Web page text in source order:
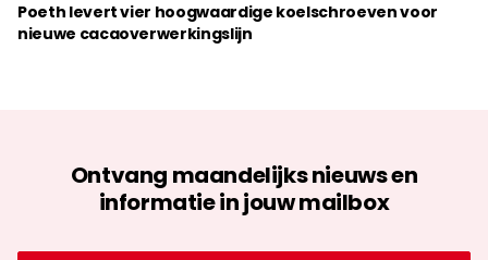
Poeth levert vier hoogwaardige koelschroeven voor
nieuwe cacaoverwerkingslijn
Ontvang maandelijks nieuws en
informatie in jouw mailbox